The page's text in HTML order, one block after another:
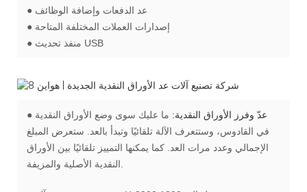
● عد الدفعات وإضافة الوظائف
● إصدارات العملات المختلفة المتاحة
● منفذ تحديث USB
● عدّ وفرز الأوراق النقدية: ما عليك سوى وضع الأوراق النقدية
في القادوس، وستتعرف الآلة تلقائيًا وتبدأ بالعد. ستعرض المبلغ
الإجمالي وعدد مرات العد. كما يمكنها التمييز تلقائيًا بين الأوراق